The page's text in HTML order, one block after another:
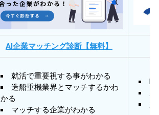
AI企業マッチング診断【無料】
就活で重要視する事がわかる
造船重機業界とマッチするかわ
かる
マッチする企業がわかる
質